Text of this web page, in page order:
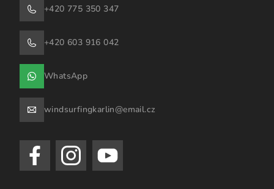
+420 775 350 347
+420 603 916 042
WhatsApp
windsurfingkarlin@email.cz